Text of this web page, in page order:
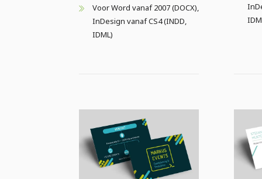
Voor Word vanaf 2007 (DOCX),
InDesign vanaf CS4 (INDD,
IDML)